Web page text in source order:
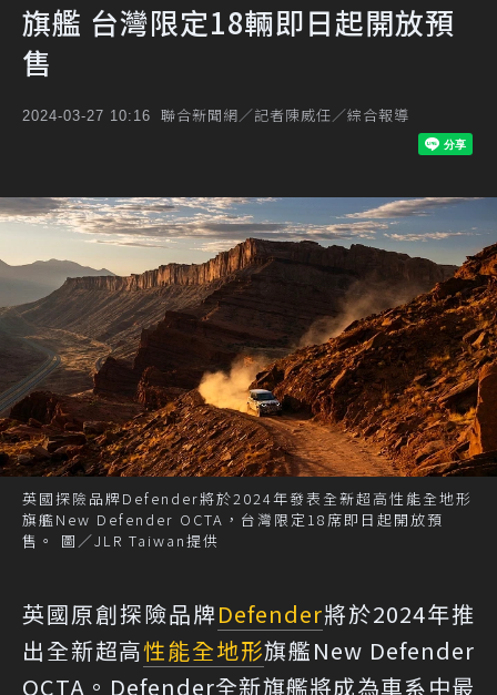
旗艦 台灣限定18輛即日起開放預
售
2024-03-27 10:16 聯合新聞網／記者陳威任／綜合報導
英國探險品牌Defender將於2024年發表全新超高性能全地形
旗艦New Defender OCTA，台灣限定18席即日起開放預
售。 圖／JLR Taiwan提供
英國原創探險品牌Defender將於2024年推
出全新超高性能全地形旗艦New Defender
OCTA。Defender全新旗艦將成為車系中最